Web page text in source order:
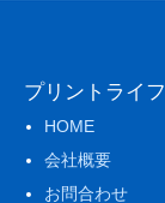
プリントライフ
HOME
会社概要
お問合わせ